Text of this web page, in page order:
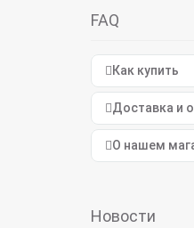
FAQ
Как купить
Доставка и
О нашем
Новости